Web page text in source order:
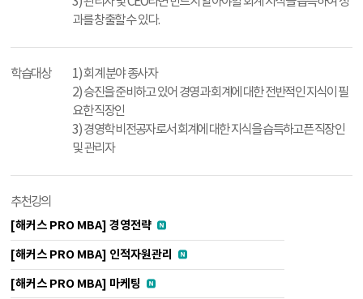
과를 창출할 수 있다.
학습대상
1) 회계 분야 종사자
2) 승진을 준비하고 있어 경영과 회계에 대한 전반적인 지식이 필
요한 직장인
3) 경영학 비전공자로서 회계에 대한 지식을 습득하고픈 직장인
및 관리자
추천강의
[해커스 PRO MBA] 경영전략
[해커스 PRO MBA] 인적자원관리
[해커스 PRO MBA] 마케팅